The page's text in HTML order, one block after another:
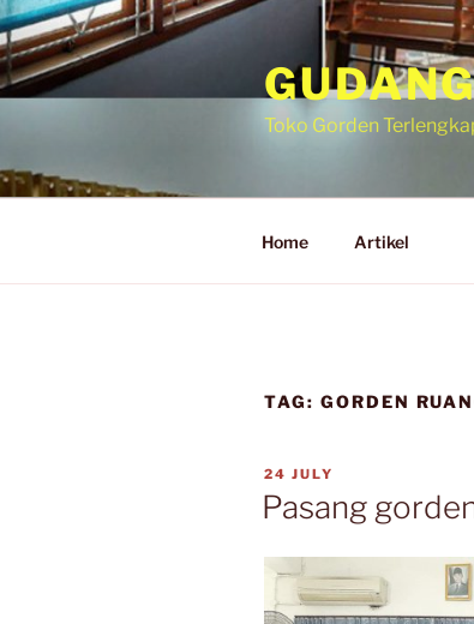
Toko Gorden
Home Artikel
TAG: GORDEN
24 JULY
Pasang